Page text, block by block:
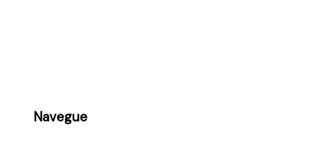
Navegue